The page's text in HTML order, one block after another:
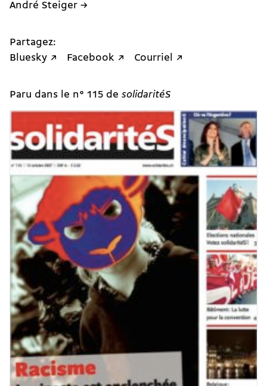
André Steiger →
Partagez:
Bluesky ↗
Facebook ↗ Courriel ↗
Paru dans le n° 115 de solidaritéS